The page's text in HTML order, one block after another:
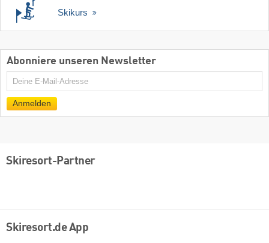
Skikurs
Abonniere unseren Newsletter
E-
Mail
Anmelden
Skiresort-Partner
Skiresort.de App